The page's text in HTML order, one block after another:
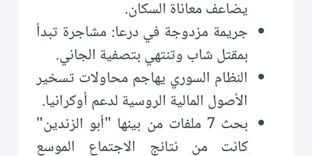
يضاعف معاناة السكان.
جريمة مزدوجة في درعا: مشاجرة تبدأ
بمقتل شاب وتنتهي بتصفية الجاني.
النظام السوري يهاجم محاولات تسخير
الأصول المالية الروسية لدعم أوكرانيا.
بحث 7 ملفات من بينها "أبو الزندين"
كانت من نتائج الاجتماع الموسع